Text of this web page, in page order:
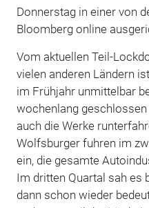
Donnerstag in einer von
Bloomberg online
Vom aktuellen Teil-
vielen anderen Ländern
im Frühjahr unmittelbar
wochenlang
auch die Werke
Wolfsburger fuhren im
ein, die gesamte
Im dritten Quartal sah es
dann schon wieder